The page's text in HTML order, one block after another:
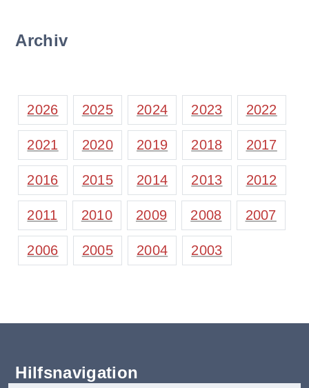
Archiv
2026 2025 2024 2023 2022
2021 2020 2019 2018 2017
2016 2015 2014 2013 2012
2011 2010 2009 2008 2007
2006 2005 2004 2003
Hilfsnavigation